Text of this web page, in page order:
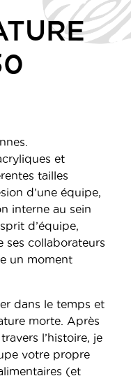
et
tailles
d’une équipe,
interne au sein
d’équipe,
ses collaborateurs
un moment
dans le temps et
morte. Après
l’histoire, je
votre propre
(et